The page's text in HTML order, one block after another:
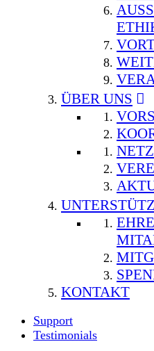
ÜBER UNS
KONTAKT
Support
Testimonials